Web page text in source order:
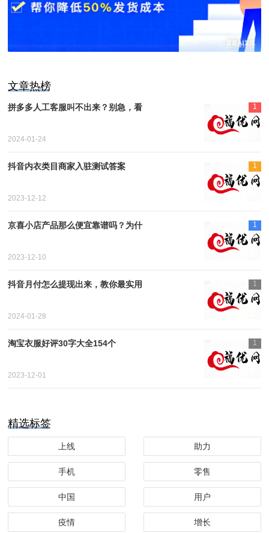
文章热榜
1
拼多多人工客服叫不出来？别急，看
2024-01-24
1
抖音内衣类目商家入驻测试答案
2023-12-12
1
京喜小店产品那么便宜靠谱吗？为什
2023-12-10
1
抖音月付怎么提现出来，教你最实用
2024-01-28
1
淘宝衣服好评30字大全154个
2023-12-01
精选标签
上线 助力
手机 零售
中国 用户
疫情 增长